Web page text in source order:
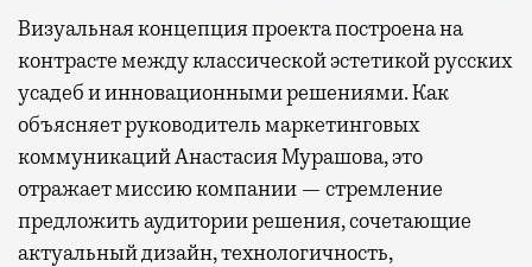
Визуальная концепция проекта построена на
контрасте между классической эстетикой русских
усадеб и инновационными решениями. Как
объясняет руководитель маркетинговых
коммуникаций Анастасия Мурашова, это
отражает миссию компании — стремление
предложить аудитории решения, сочетающие
актуальный дизайн, технологичность,